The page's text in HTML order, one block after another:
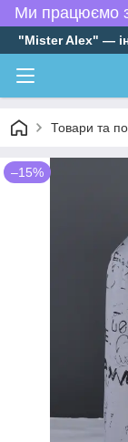
Ми працюємо
"Mister Alex" —
Товари та
–15%